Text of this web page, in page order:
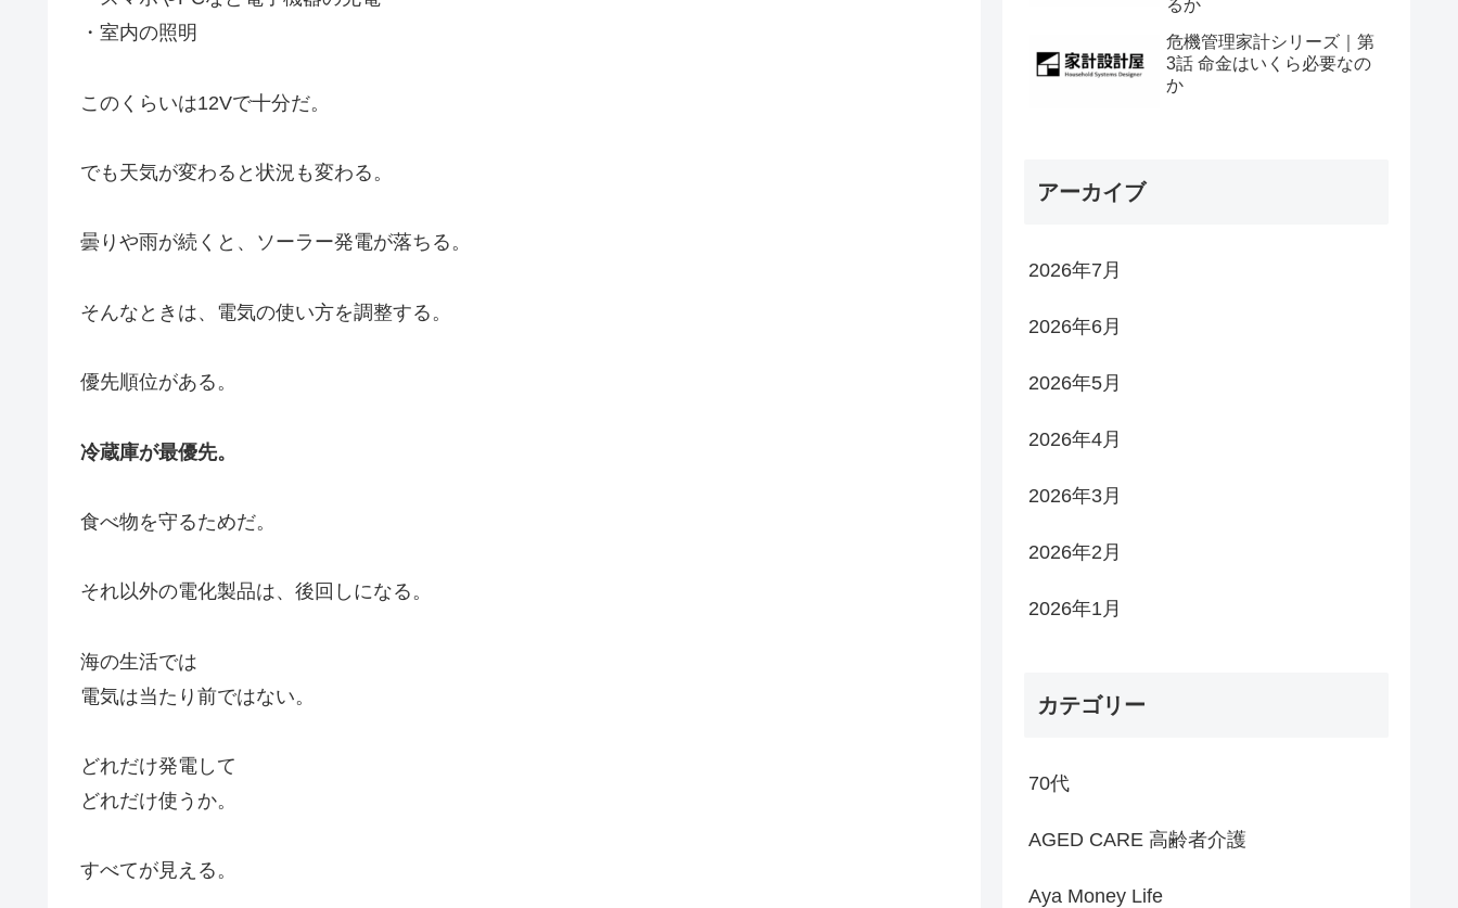
・室内の照明
このくらいは12Vで十分だ。
でも天気が変わると状況も変わる。
曇りや雨が続くと、ソーラー発電が落ちる。
そんなときは、電気の使い方を調整する。
優先順位がある。
冷蔵庫が最優先。
食べ物を守るためだ。
それ以外の電化製品は、後回しになる。
海の生活では
電気は当たり前ではない。
どれだけ発電して
どれだけ使うか。
すべてが見える。
るか
危機管理家計シリーズ｜第
3話 命金はいくら必要なの
か
アーカイブ
2026年7月
2026年6月
2026年5月
2026年4月
2026年3月
2026年2月
2026年1月
カテゴリー
70代
AGED CARE 高齢者介護
Aya Money Life